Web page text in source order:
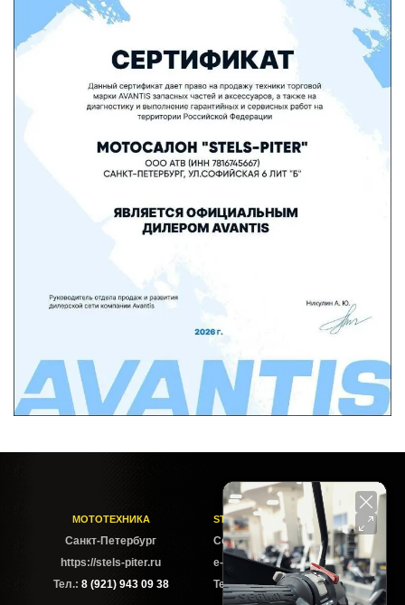
МОТОТЕХНИКА
Cанкт-Петербург
https://stels-piter.ru
Тел.: 8 (921) 943 09 38
STELS-PITER СОФИЙСКАЯ
Софийская ул. 6Б
e-mail: sales@stels-piter.ru
Тел.:8 (921) 943 09 38